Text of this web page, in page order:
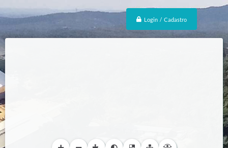
Login / Cadastro